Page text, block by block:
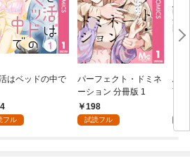
はベッドの中で
フル
パーフェクト・ドミネ
ーション 分冊版 1
198
試読フル
ふ
言